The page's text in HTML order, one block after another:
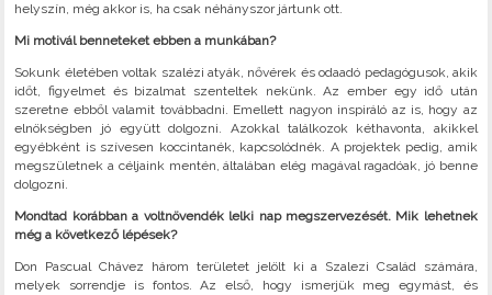
helyszín, még akkor is, ha csak néhányszor jártunk ott.
Mi motivál benneteket ebben a munkában?
Sokunk életében voltak szalézi atyák, nővérek és odaadó pedagógusok, akik
időt, figyelmet és bizalmat szenteltek nekünk. Az ember egy idő után
szeretne ebből valamit továbbadni. Emellett nagyon inspiráló az is, hogy az
elnökségben jó együtt dolgozni. Azokkal találkozok kéthavonta, akikkel
egyébként is szívesen koccintanék, kapcsolódnék. A projektek pedig, amik
megszületnek a céljaink mentén, általában elég magával ragadóak, jó benne
dolgozni.
Mondtad korábban a voltnövendék lelki nap megszervezését. Mik lehetnek
még a következő lépések?
Don Pascual Chávez három területet jelölt ki a Szalezi Család számára,
melyek sorrendje is fontos. Az első, hogy ismerjük meg egymást, és